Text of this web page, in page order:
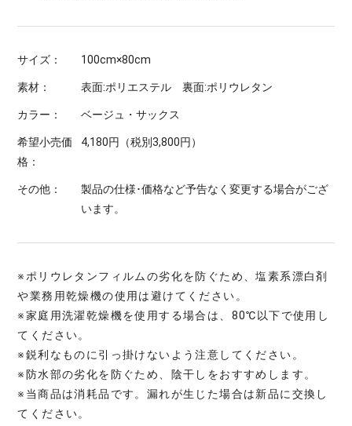
サイズ： 100cm×80cm
素材： 表面:ポリエステル 裏面:ポリウレタン
カラー： ベージュ・サックス
希望小売価
格：
4,180円（税別3,800円）
その他：
製品の仕様･価格など予告なく変更する場合がござ
います。
※ポリウレタンフィルムの劣化を防ぐため、塩素系漂白剤
や業務用乾燥機の使用は避けてください。
※家庭用洗濯乾燥機を使用する場合は、80℃以下で使用し
てください。
※鋭利なものに引っ掛けないよう注意してください。
※防水部の劣化を防ぐため、陰干しをおすすめします。
※当商品は消耗品です。漏れが生じた場合は新品に交換し
てください。